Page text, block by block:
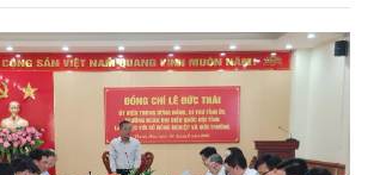
Từ “hộ chiếu số” của nông sản
lớn về giống, vắc xin, chế phẩm
đang từng bước đưa dữ liệu và
lĩnh vực thiết thực nhất của
và quản lý nhà nước.